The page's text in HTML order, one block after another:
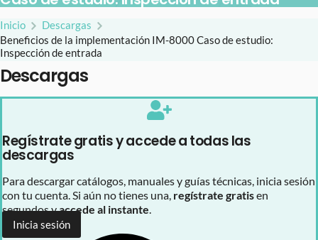
Inicio
Descargas
Beneficios de la implementación IM-8000 Caso de estudio:
Inspección de entrada
Descargas
Regístrate gratis y accede a todas las
descargas
Para descargar catálogos, manuales y guías técnicas, inicia sesión
con tu cuenta. Si aún no tienes una, regístrate gratisen
segundos yaccede al instante.
Inicia sesión